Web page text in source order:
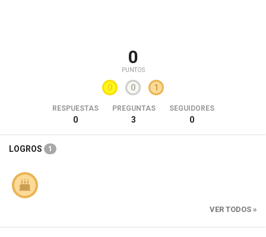
0
PUNTOS
0 0 1
RESPUESTAS
0
PREGUNTAS
3
SEGUIDORES
0
LOGROS 1
VER TODOS »